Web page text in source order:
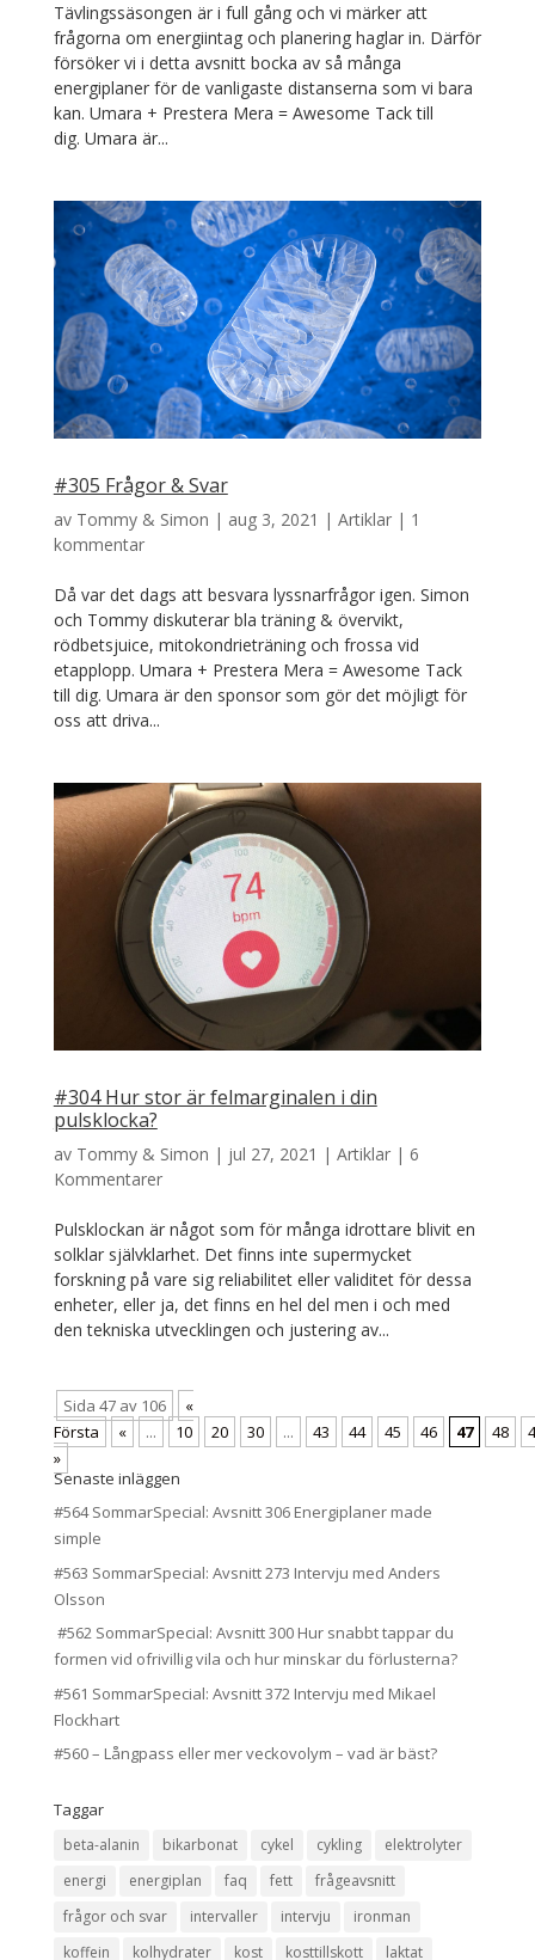
Tävlingssäsongen är i full gång och vi märker att
frågorna om energiintag och planering haglar in. Därför
försöker vi i detta avsnitt bocka av så många
energiplaner för de vanligaste distanserna som vi bara
kan. Umara + Prestera Mera = Awesome Tack till
dig. Umara är...
#305 Frågor & Svar
av Tommy & Simon | aug 3, 2021 | Artiklar| 1
kommentar
Då var det dags att besvara lyssnarfrågor igen. Simon
och Tommy diskuterar bla träning & övervikt,
rödbetsjuice, mitokondrieträning och frossa vid
etapplopp. Umara + Prestera Mera = Awesome Tack
till dig. Umara är den sponsor som gör det möjligt för
oss att driva...
#304 Hur stor är felmarginalen i din
pulsklocka?
av Tommy & Simon | jul 27, 2021 | Artiklar| 6
Kommentarer
Pulsklockan är något som för många idrottare blivit en
solklar självklarhet. Det finns inte supermycket
forskning på vare sig reliabilitet eller validitet för dessa
enheter, eller ja, det finns en hel del men i och med
den tekniska utvecklingen och justering av...
Sida 47 av 106
«
Första
« ... 10 20 30 ... 43 44 45 46 47 48
»
Senaste inläggen
#564 SommarSpecial: Avsnitt 306 Energiplaner made
simple
#563 SommarSpecial: Avsnitt 273 Intervju med Anders
Olsson
#562 SommarSpecial: Avsnitt 300 Hur snabbt tappar du
formen vid ofrivillig vila och hur minskar du förlusterna?
#561 SommarSpecial: Avsnitt 372 Intervju med Mikael
Flockhart
#560 – Långpass eller mer veckovolym – vad är bäst?
Taggar
beta-alanin bikarbonat cykel cykling
elektrolyter
energi
energiplan faq fett
frågeavsnitt
frågor och svar
intervaller intervju
ironman
koffein
kolhydrater kost kosttillskott laktat